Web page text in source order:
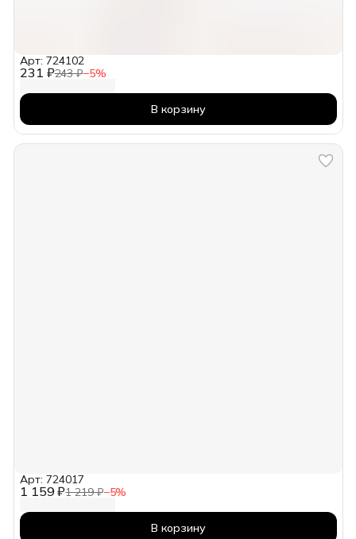
231 ₽243 ₽−5%
Арт: 724102
В корзину
1 159 ₽1 219 ₽−5%
Арт: 724017
В корзину